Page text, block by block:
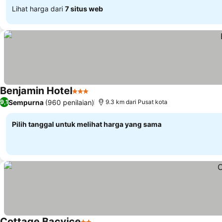
Lihat harga dari 7 situs web
Benjamin Hotel3 Bintang
9,1Sempurna (960 penilaian) 9.3 km dari Pusat kota
Pilih tanggal untuk melihat harga yang sama